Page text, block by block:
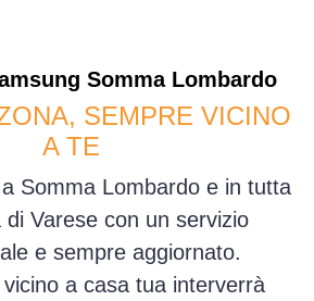
Somma Lombardo
SEMPRE VICINO
A TE
Somma Lombardo e in tutta
di Varese con un servizio
e sempre aggiornato.
a casa tua interverrà